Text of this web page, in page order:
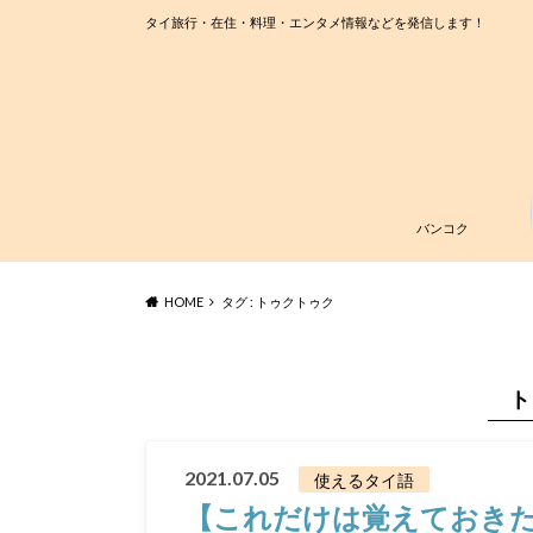
タイ旅行・在住・料理・エンタメ情報などを発信します！
バンコク
HOME タグ : トゥクトゥク
2021.07.05 使えるタイ語
【これだけは覚えておき